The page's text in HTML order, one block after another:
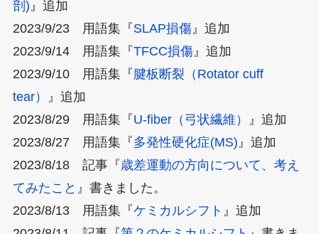
剖) 』追加
2023/9/23 用語集『SLAP損傷』追加
2023/9/14 用語集『TFCC損傷』追加
2023/9/10 用語集『腱板断裂（Rotator cuff
tear）
』追加
2023/8/29 用語集『U-fiber（弓状繊維）
』追加
2023/8/27 用語集『多発性硬化症(MS) 』追加
2023/8/18 記事『 歳差運動の方向について、考え
てみたこと 』書きました。
2023/8/13 用語集『ケミカルシフト 』追加